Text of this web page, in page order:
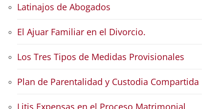
Latinajos de Abogados
El Ajuar Familiar en el Divorcio.
Los Tres Tipos de Medidas Provisionales
Plan de Parentalidad y Custodia Compartida
Litis Expensas en el Proceso Matrimonial